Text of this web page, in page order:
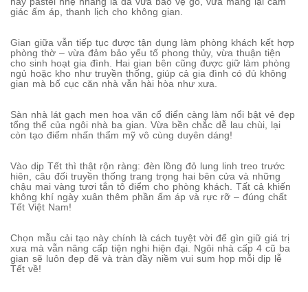
giác ấm áp, thanh lịch cho không gian.
Gian giữa vẫn tiếp tục được tận dụng làm phòng khách kết hợp
phòng thờ – vừa đảm bảo yếu tố phong thủy, vừa thuận tiện
cho sinh hoạt gia đình. Hai gian bên cũng được giữ làm phòng
ngủ hoặc kho như truyền thống, giúp cả gia đình có đủ không
gian mà bố cục căn nhà vẫn hài hòa như xưa.
Sàn nhà lát gạch men hoa văn cổ điển càng làm nổi bật vẻ đẹp
tổng thể của ngôi nhà ba gian. Vừa bền chắc dễ lau chùi, lại
còn tạo điểm nhấn thẩm mỹ vô cùng duyên dáng!
Vào dịp Tết thì thật rộn ràng: đèn lồng đỏ lung linh treo trước
hiên, câu đối truyền thống trang trọng hai bên cửa và những
chậu mai vàng tươi tắn tô điểm cho phòng khách. Tất cả khiến
không khí ngày xuân thêm phần ấm áp và rực rỡ – đúng chất
Tết Việt Nam!
Chọn mẫu cải tạo này chính là cách tuyệt vời để gìn giữ giá trị
xưa mà vẫn nâng cấp tiện nghi hiện đại. Ngôi nhà cấp 4 cũ ba
gian sẽ luôn đẹp đẽ và tràn đầy niềm vui sum họp mỗi dịp lễ
Tết về!